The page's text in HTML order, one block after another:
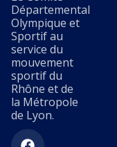
Départemental
Olympique et
Sportif au
service du
mouvement
sportif du
Rhône et de
la Métropole
de Lyon.